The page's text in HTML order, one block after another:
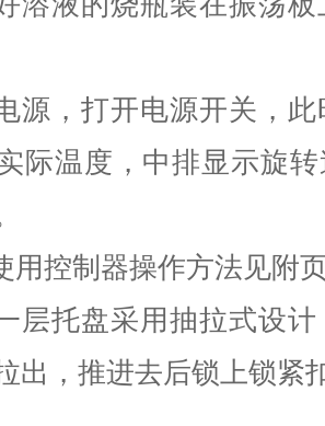
源，打开电源开关，
际温度，中排显示旋
用控制器操作方法见附
层托盘采用抽拉式设
出，推进去后锁上锁紧